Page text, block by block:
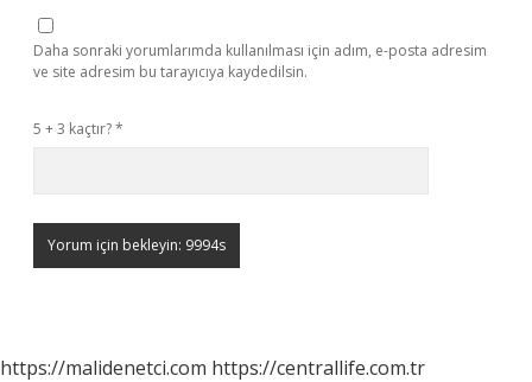
Daha sonraki yorumlarımda kullanılması için adım, e-posta adresim
ve site adresim bu tarayıcıya kaydedilsin.
5 + 3 kaçtır?*
https://malidenetci.com https://centrallife.com.tr